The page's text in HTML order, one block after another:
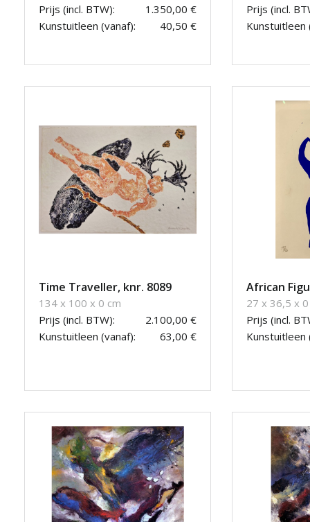
Prijs (incl. BTW):
1.350,00 €
Kunstuitleen (vanaf):
40,50 €
Prijs (incl.
Kunstuitleen
Time Traveller, knr. 8089
134 x 100 x 0 cm
Prijs (incl. BTW):
2.100,00 €
Kunstuitleen (vanaf):
63,00 €
African
27 x 36,5 x
Prijs (incl.
Kunstuitleen